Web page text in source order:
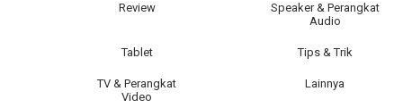
Review
Speaker & Perangkat
Audio
Tablet Tips & Trik
TV & Perangkat
Video
Lainnya